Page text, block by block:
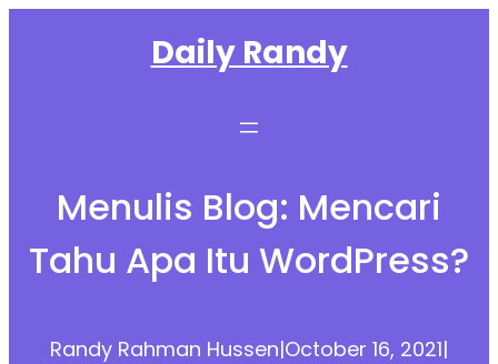
Daily Randy
Menulis Blog: Mencari
Tahu Apa Itu WordPress?
Randy Rahman Hussen|October 16, 2021|